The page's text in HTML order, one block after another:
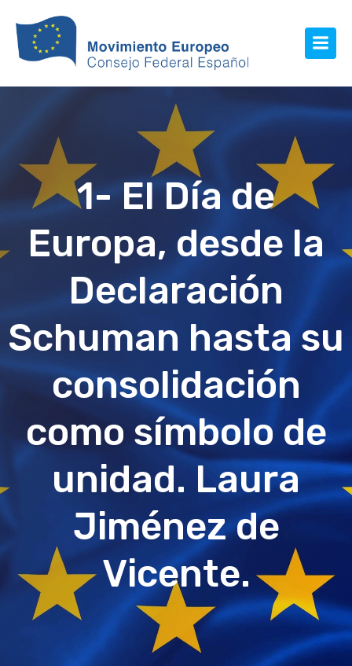
1- El Día de
Europa, desde la
Declaración
Schuman hasta su
consolidación
como símbolo de
unidad. Laura
Jiménez de
Vicente.